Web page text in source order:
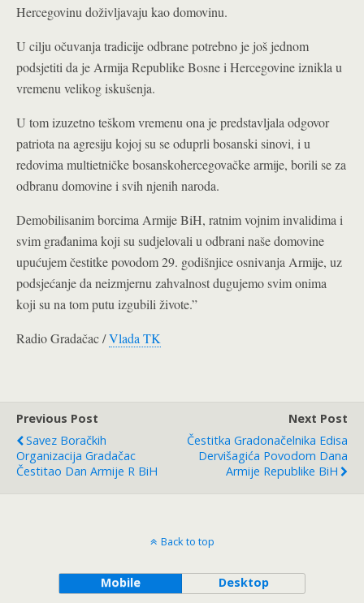
Hercegovinu doživljavaju kao domovinu.
U cilju očuvanja tradicije odbrane potrebno je još jednom
podsjetiti da je Armija Republike Bosne i Hercegovine iznikla u
vremenu velikog iskušenja.
U tom izuzetno teškom vremenu ona je predstavljala odgovor
patriota na agresiju kojoj su se oduprli bosanski sinovi, i u
redovima multietničke bosanskohercegovačke armije, borili se za
odbranu domovine i svih njenih naroda.
Demobilisanim borcima Armije BiH, ratnim vojnim invalidima i
svim građanima koji su sudjelovali u odbrani naše domovine
upućujem čestitke povodom 29. godišnjice osnivanja Armije, uz
podsjećanje da neizmjernu zahvalnost dugujemo svim onima
koji su na tom putu izgubili živote.”
Radio Gradačac /Vlada TK
Previous Post
Savez Boračkih
Organizacija Gradačac
Čestitao Dan Armije R BiH
Next Post
Čestitka Gradonačelnika Edisa
Dervišagića Povodom Dana
Armije Republike BiH
Back to top
Mobile Desktop